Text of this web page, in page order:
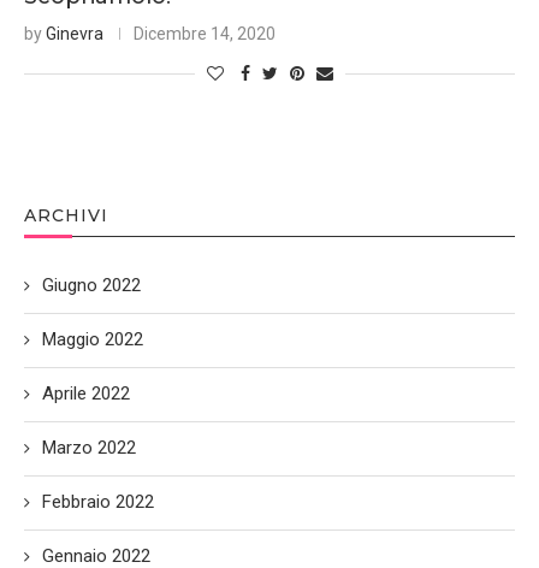
byGinevra Dicembre 14, 2020
ARCHIVI
Giugno 2022
Maggio 2022
Aprile 2022
Marzo 2022
Febbraio 2022
Gennaio 2022